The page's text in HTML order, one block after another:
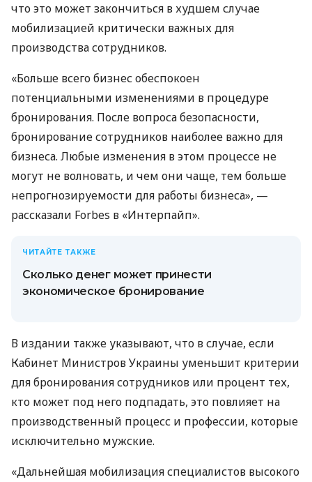
что это может закончиться в худшем случае
мобилизацией критически важных для
производства сотрудников.
«Больше всего бизнес обеспокоен
потенциальными изменениями в процедуре
бронирования. После вопроса безопасности,
бронирование сотрудников наиболее важно для
бизнеса. Любые изменения в этом процессе не
могут не волновать, и чем они чаще, тем больше
непрогнозируемости для работы бизнеса», —
рассказали Forbes в «Интерпайп».
ЧИТАЙТЕ ТАКЖЕ
Сколько денег может принести
экономическое бронирование
В издании также указывают, что в случае, если
Кабинет Министров Украины уменьшит критерии
для бронирования сотрудников или процент тех,
кто может под него подпадать, это повлияет на
производственный процесс и профессии, которые
исключительно мужские.
«Дальнейшая мобилизация специалистов высокого